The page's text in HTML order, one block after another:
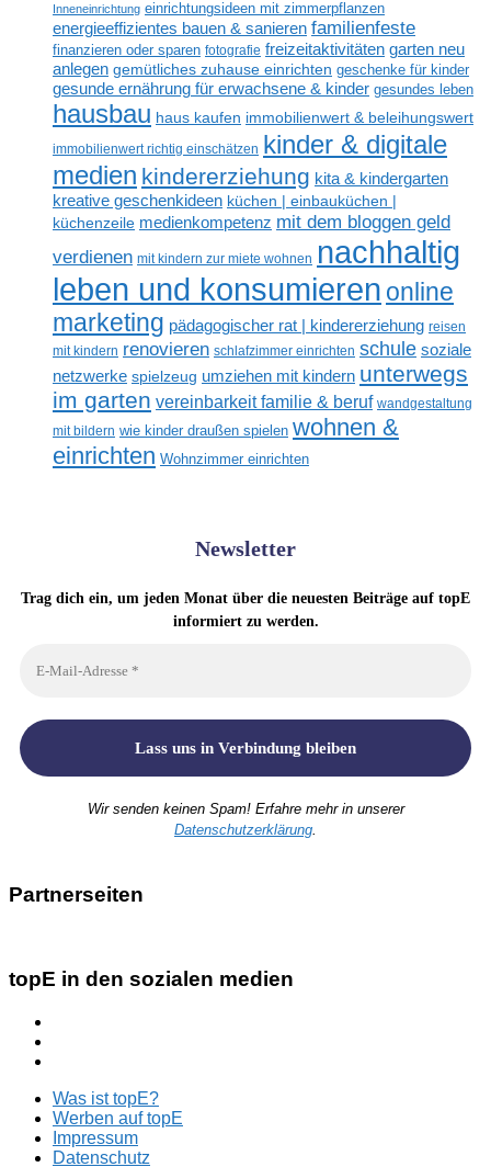
Inneneinrichtung einrichtungsideen mit zimmerpflanzen
energieeffizientes bauen & sanieren familienfeste
finanzieren oder sparen fotografie freizeitaktivitäten garten neu
anlegen gemütliches zuhause einrichten geschenke für kinder
gesunde ernährung für erwachsene & kinder gesundes leben
hausbau haus kaufen immobilienwert & beleihungswert
immobilienwert richtig einschätzen kinder & digitale
medien kindererziehung kita & kindergarten
kreative geschenkideen küchen | einbauküchen |
küchenzeile medienkompetenz mit dem bloggen geld
verdienen mit kindern zur miete wohnen nachhaltig
leben und konsumieren online
marketing pädagogischer rat | kindererziehung reisen
mit kindern renovieren schlafzimmer einrichten schule soziale
netzwerke spielzeug umziehen mit kindern unterwegs
im garten vereinbarkeit familie & beruf wandgestaltung
mit bildern wie kinder draußen spielen wohnen &
einrichten Wohnzimmer einrichten
Newsletter
Trag dich ein, um jeden Monat über die neuesten Beiträge auf topE
informiert zu werden.
Wir senden keinen Spam! Erfahre mehr in unserer
Datenschutzerklärung.
Partnerseiten
topE in den sozialen medien
Was ist topE?
Werben auf topE
Impressum
Datenschutz